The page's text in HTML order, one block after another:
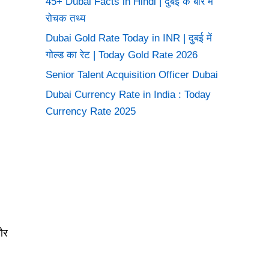
रोचक तथ्य
Dubai Gold Rate Today in INR | दुबई में
गोल्ड का रेट | Today Gold Rate 2026
Senior Talent Acquisition Officer Dubai
Dubai Currency Rate in India : Today
Currency Rate 2025